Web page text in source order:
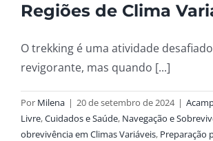
Regiões de Clima
O trekking é uma atividade
revigorante, mas quando [...]
Por Milena | 20 de setembro de 2024 |
Livre,Cuidados e Saúde, Navegação e
obrevivência em Climas Variáveis, Preparação